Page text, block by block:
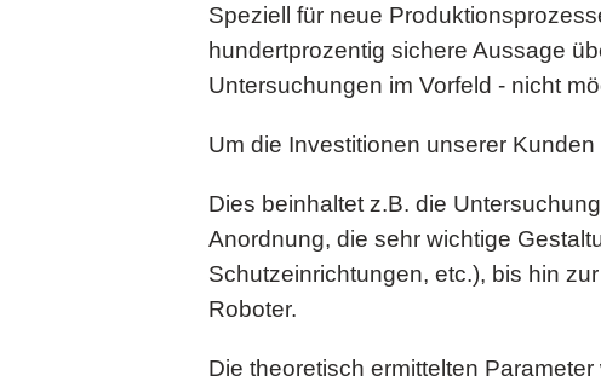
Speziell für neue
hundertprozentig sichere Aussage
Untersuchungen im Vorfeld - nicht
Um die Investitionen unserer
Dies beinhaltet z.B. die
Anordnung, die sehr wichtige
Schutzeinrichtungen, etc.), bis hin
Roboter.
Die theoretisch ermittelten